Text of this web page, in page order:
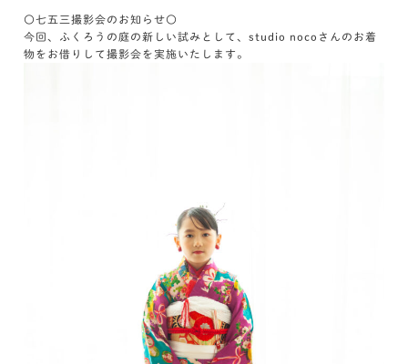
〇七五三撮影会のお知らせ〇
今回、ふくろうの庭の新しい試みとして、studio nocoさんのお着
物をお借りして撮影会を実施いたします。